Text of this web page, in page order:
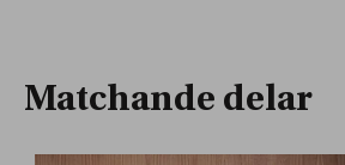
Matchande delar